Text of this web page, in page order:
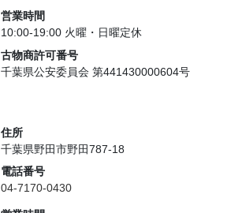
営業時間
10:00-19:00 火曜・日曜定休
古物商許可番号
千葉県公安委員会 第441430000604号
住所
千葉県野田市野田787-18
電話番号
04-7170-0430